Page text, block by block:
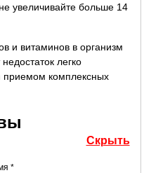
увеличивайте больше 14
и витаминов в организм
легко
приемом комплексных
Скрыть
*